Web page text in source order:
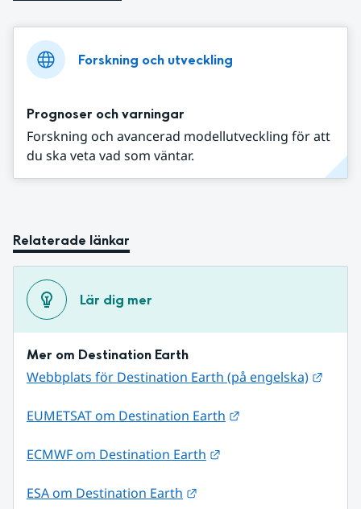
Forskning och utveckling
Prognoser och varningar
Forskning och avancerad modellutveckling för att
du ska veta vad som väntar.
Relaterade länkar
Lär dig mer
Mer om Destination Earth
Webbplats för Destination Earth (på engelska)
EUMETSAT om Destination Earth
ECMWF om Destination Earth
ESA om Destination Earth